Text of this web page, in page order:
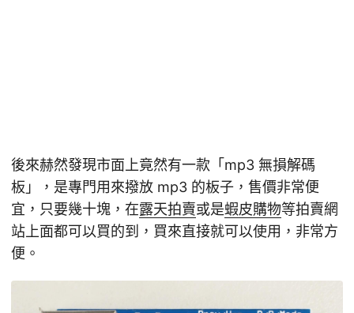
後來赫然發現市面上竟然有一款「mp3 無損解碼
板」，是專門用來撥放 mp3 的板子，售價非常便
宜，只要幾十塊，在露天拍賣或是蝦皮購物等拍賣網
站上面都可以買的到，買來直接就可以使用，非常方
便。